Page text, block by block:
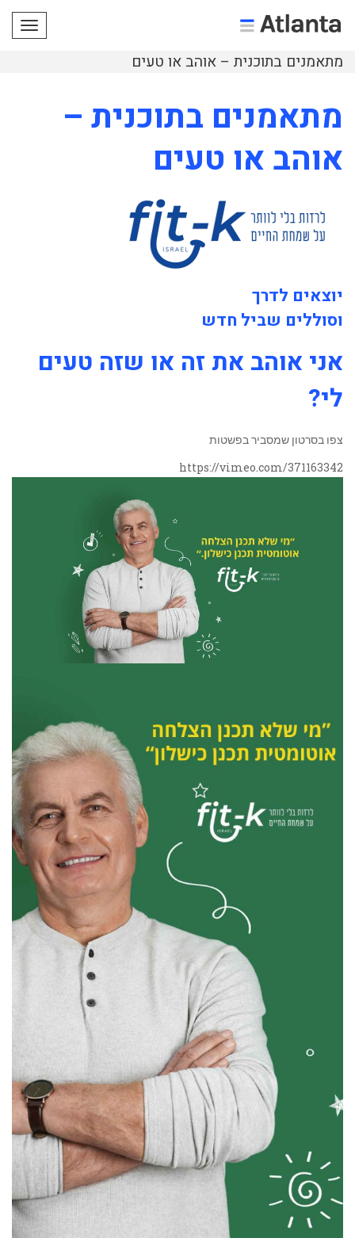
מתאמנים בתוכנית – אוהב או טעים
מתאמנים בתוכנית –
אוהב או טעים
יוצאים לדרך
וסוללים שביל חדש
אני אוהב את זה או שזה טעים
לי?
צפו בסרטון שמסביר בפשטות
https://vimeo.com/371163342